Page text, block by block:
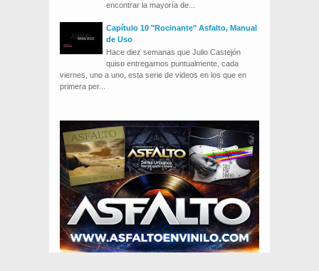
encontrar la mayoría de...
Capítulo 10 "Rocinante" Asfalto, Manual
de Uso
Hace diez semanas que Julio Castejón
quiso entregarnos puntualmente, cada
viernes, uno a uno, esta serie de videos en los que en
primera per...